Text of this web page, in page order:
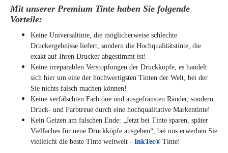
Mit unserer Premium Tinte haben Sie folgende
Vorteile:
Keine Universaltinte, die möglicherweise schlechte
Druckergebnisse liefert, sondern die Hochqualitätstinte, die
exakt auf Ihren Drucker abgestimmt ist!
Keine irreparablen Verstopfungen der Druckköpfe, es handelt
sich hier um eine der hochwertigsten Tinten der Welt, bei der
Sie nichts falsch machen können!
Keine verfälschten Farbtöne und ausgefransten Ränder, sondern
Druck- und Farbtreue durch eine hochqualitative Markentinte!
Kein Geizen am falschen Ende: „Jetzt bei Tinte sparen, später
Vielfaches für neue Druckköpfe ausgeben“, bei uns erwerben Sie
vielleicht die beste Tinte weltweit - InkTec® Tinte!